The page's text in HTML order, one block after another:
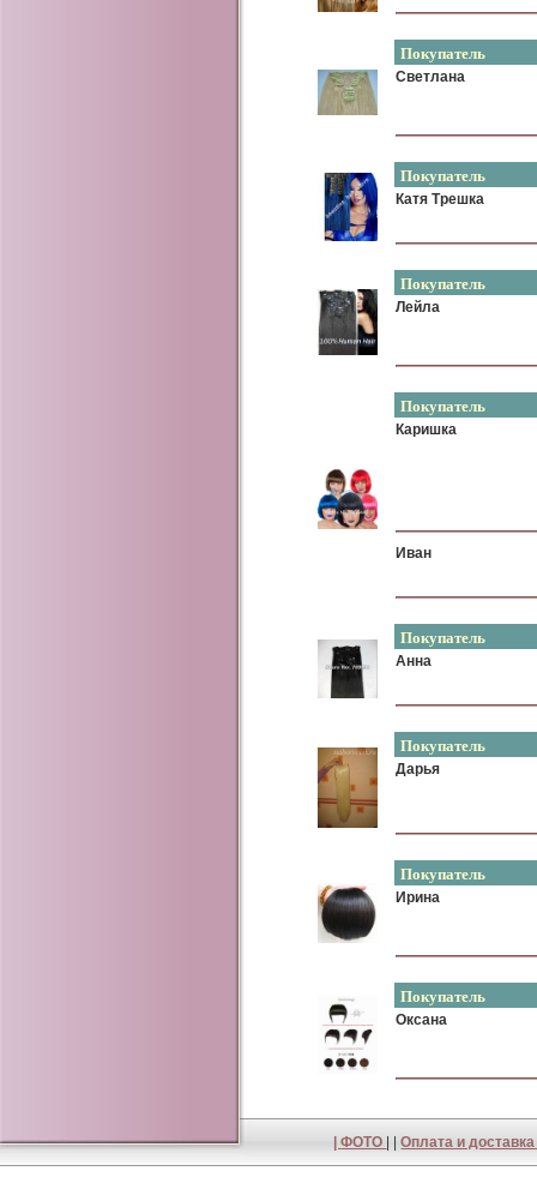
Покупатель
Светлана
Покупатель
Катя Трешка
Покупатель
Лейла
Покупатель
Каришка
Иван
Покупатель
Анна
Покупатель
Дарья
Покупатель
Ирина
Покупатель
Оксана
|ФОТО | |Оплата и